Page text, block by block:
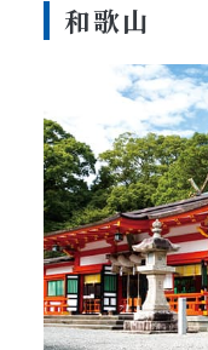
和歌山